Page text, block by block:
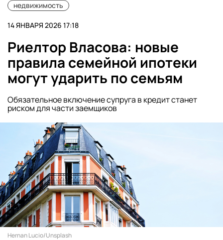
недвижимость
14 ЯНВАРЯ 2026 17:18
Риелтор Власова: новые
правила семейной ипотеки
могут ударить по семьям
Обязательное включение супруга в кредит станет
риском для части заемщиков
Hernan Lucio/Unsplash